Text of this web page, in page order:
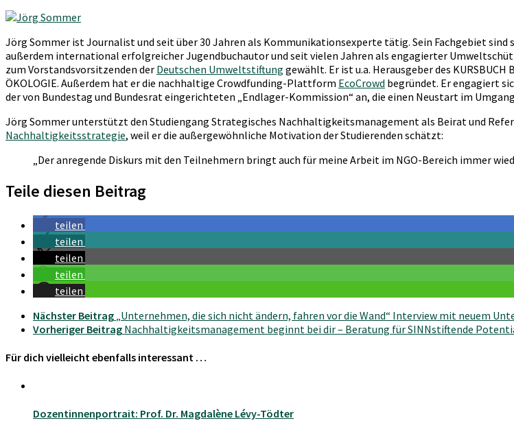
Jörg Sommer ist Journalist und seit über 30 Jahren als Kommunikationsexperte tätig. Sein Fachgebiet
außerdem international erfolgreicher Jugendbuchautor und seit vielen Jahren als engagierter
zum Vorstandsvorsitzenden der Deutschen Umweltstiftung gewählt. Er ist u.a. Herausgeber des
ÖKOLOGIE. Außerdem hat er die nachhaltige Crowdfunding-Plattform EcoCrowd begründet. Er engagiert
der von Bundestag und Bundesrat eingerichteten „Endlager-Kommission“ an, die einen Neustart im
Jörg Sommer unterstützt den Studiengang Strategisches Nachhaltigkeitsmanagement als Beirat und
Nachhaltigkeitsstrategie, weil er die außergewöhnliche Motivation der Studierenden schätzt:
„Der anregende Diskurs mit den Teilnehmern bringt auch für meine Arbeit im NGO-Bereich immer
Teile diesen Beitrag
teilen
teilen
teilen
teilen
teilen
Nächster Beitrag „Unternehmen, die sich nicht ändern, fahren vor die Wand“ Interview mit neuem
Vorheriger Beitrag Nachhaltigkeitsmanagement beginnt bei dir – Beratung für SINNstiftende
Für dich vielleicht ebenfalls interessant …
Dozentinnenportrait: Prof. Dr. Magdalène Lévy-Tödter